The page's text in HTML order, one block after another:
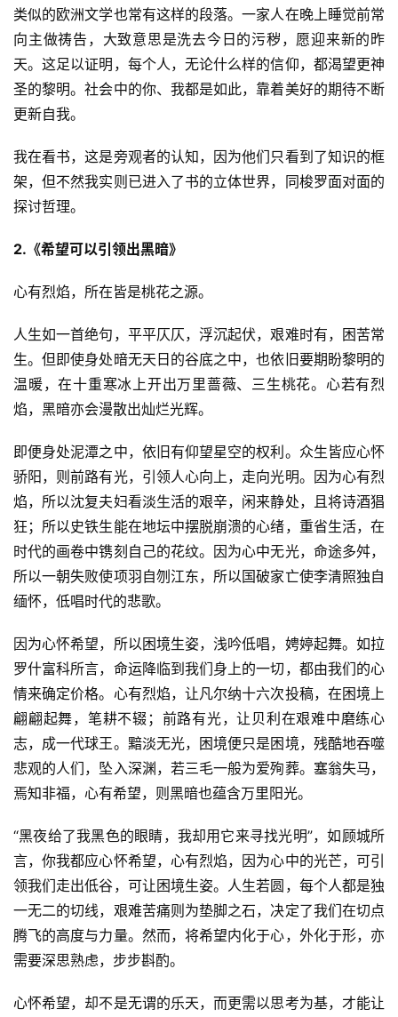
页
类似的欧洲文学也常有这样的段落。一家人在晚上睡觉前常
向主做祷告，大致意思是洗去今日的污秽，愿迎来新的昨
天。这足以证明，每个人，无论什么样的信仰，都渴望更神
圣的黎明。社会中的你、我都是如此，靠着美好的期待不断
更新自我。
我在看书，这是旁观者的认知，因为他们只看到了知识的框
架，但不然我实则已进入了书的立体世界，同梭罗面对面的
探讨哲理。
2.《希望可以引领出黑暗》
心有烈焰，所在皆是桃花之源。
人生如一首绝句，平平仄仄，浮沉起伏，艰难时有，困苦常
生。但即使身处暗无天日的谷底之中，也依旧要期盼黎明的
温暖，在十重寒冰上开出万里蔷薇、三生桃花。心若有烈
焰，黑暗亦会漫散出灿烂光辉。
即便身处泥潭之中，依旧有仰望星空的权利。众生皆应心怀
骄阳，则前路有光，引领人心向上，走向光明。因为心有烈
焰，所以沈复夫妇看淡生活的艰辛，闲来静处，且将诗酒猖
狂；所以史铁生能在地坛中摆脱崩溃的心绪，重省生活，在
时代的画卷中镌刻自己的花纹。因为心中无光，命途多舛，
所以一朝失败使项羽自刎江东，所以国破家亡使李清照独自
缅怀，低唱时代的悲歌。
因为心怀希望，所以困境生姿，浅吟低唱，娉婷起舞。如拉
罗什富科所言，命运降临到我们身上的一切，都由我们的心
情来确定价格。心有烈焰，让凡尔纳十六次投稿，在困境上
翩翩起舞，笔耕不辍；前路有光，让贝利在艰难中磨练心
志，成一代球王。黯淡无光，困境便只是困境，残酷地吞噬
悲观的人们，坠入深渊，若三毛一般为爱殉葬。塞翁失马，
焉知非福，心有希望，则黑暗也蕴含万里阳光。
“黑夜给了我黑色的眼睛，我却用它来寻找光明”，如顾城所
言，你我都应心怀希望，心有烈焰，因为心中的光芒，可引
领我们走出低谷，可让困境生姿。人生若圆，每个人都是独
一无二的切线，艰难苦痛则为垫脚之石，决定了我们在切点
腾飞的高度与力量。然而，将希望内化于心，外化于形，亦
需要深思熟虑，步步斟酌。
心怀希望，却不是无谓的乐天，而更需以思考为基，才能让